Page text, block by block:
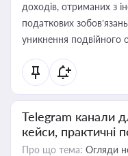
доходів, отриманих з
податкових
уникнення подвійного
Telegram канали
кейси, практичні
Про що тема: Огляди